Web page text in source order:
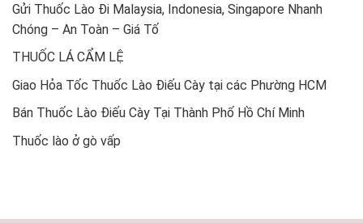
Gửi Thuốc Lào Đi Malaysia, Indonesia, Singapore Nhanh
Chóng – An Toàn – Giá Tố
THUỐC LÁ CẨM LỆ
Giao Hỏa Tốc Thuốc Lào Điếu Cày tại các Phường HCM
Bán Thuốc Lào Điếu Cày Tại Thành Phố Hồ Chí Minh
Thuốc lào ở gò vấp